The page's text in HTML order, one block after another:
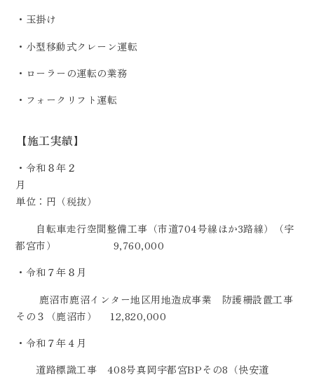
・玉掛け
・小型移動式クレーン運転
・ローラーの運転の業務
・フォークリフト運転
【施工実績】
・令和８年２
月
単位：円（税抜）
自転車走行空間整備工事（市道704号線ほか3路線）（宇
都宮市） 9,760,000
・令和７年８月
鹿沼市鹿沼インター地区用地造成事業 防護柵設置工事
その３（鹿沼市） 12,820,000
・令和７年４月
道路標識工事 408号真岡宇都宮BPその8（快安道